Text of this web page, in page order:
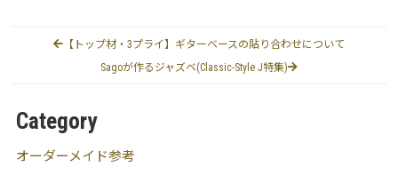
Sagoが作るジャズベ(Classic-Style J特集)
【トップ材・3プライ】ギターベースの貼り合わせについて
Category
オーダーメイド参考